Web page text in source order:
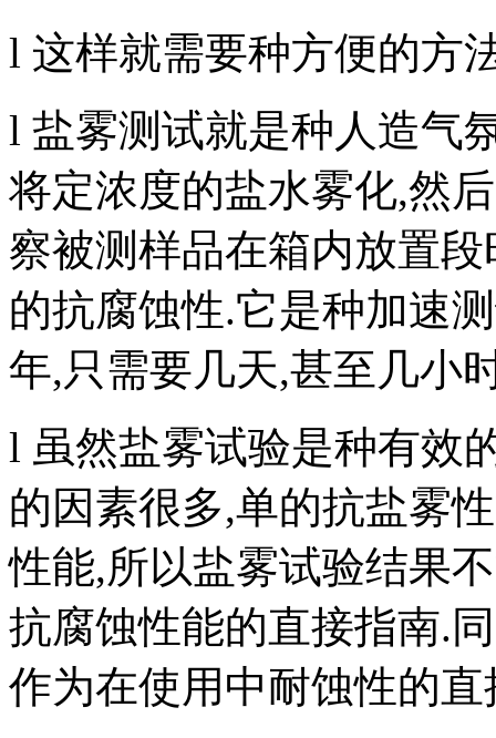
l 这样就需要种方便的方
l 盐雾测试就是种人造气
将定浓度的盐水雾化,然
察被测样品在箱内放置
的抗腐蚀性.它是种加速
年,只需要几天,甚至几小
l 虽然盐雾试验是种有效
的因素很多,单的抗盐雾
性能,所以盐雾试验结果
抗腐蚀性能的直接指南.
作为在使用中耐蚀性的直